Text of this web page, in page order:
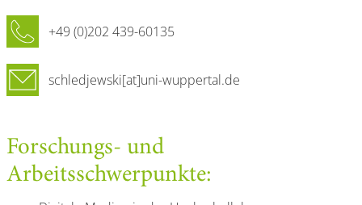
+49 (0)202 439-60135
schledjewski[at]uni-wuppertal.de
Forschungs- und
Arbeitsschwerpunkte: